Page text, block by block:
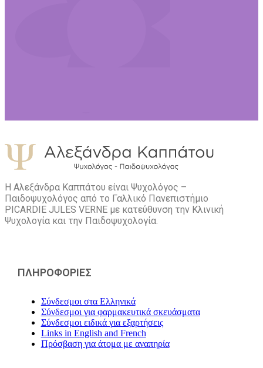
Η Αλεξάνδρα Καππάτου είναι Ψυχολόγος –
Παιδοψυχολόγος από το Γαλλικό Πανεπιστήμιο
PICARDIE JULES VERNE με κατεύθυνση την Kλινική
Ψυχολογία και την Παιδοψυχολογία.
ΠΛΗΡΟΦΟΡΙΕΣ
Σύνδεσμοι στα Ελληνικά
Σύνδεσμοι για φαρμακευτικά σκευάσματα
Σύνδεσμοι ειδικά για εξαρτήσεις
Links in English and French
Πρόσβαση για άτομα με αναπηρία